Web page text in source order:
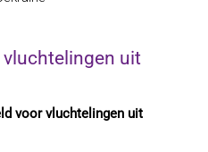
vluchtelingen uit
voor vluchtelingen uit